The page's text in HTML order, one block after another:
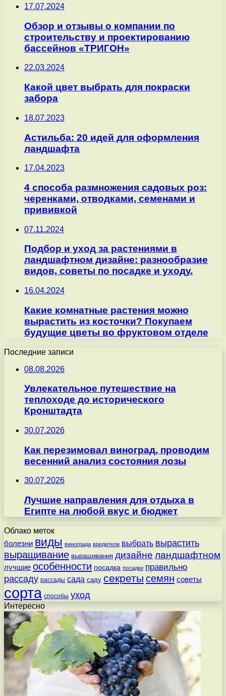
17.07.2024
Обзор и отзывы о компании по
строительству и проектированию
бассейнов «ТРИГОН»
22.03.2024
Какой цвет выбрать для покраски
забора
18.07.2023
Астильба: 20 идей для оформления
ландшафта
17.04.2023
4 способа размножения садовых роз:
черенками, отводками, семенами и
прививкой
07.11.2024
Подбор и уход за растениями в
ландшафтном дизайне: разнообразие
видов, советы по посадке и уходу.
16.04.2024
Какие комнатные растения можно
вырастить из косточки? Покупаем
будущие цветы во фруктовом отделе
Последние записи
08.08.2026
Увлекательное путешествие на
теплоходе до исторического
Кронштадта
30.07.2026
Как перезимовал виноград, проводим
весенний анализ состояния лозы
30.07.2026
Лучшие направления для отдыха в
Египте на любой вкус и бюджет
Облако меток
болезни виды винограда вредители выбрать вырастить
выращивание выращивания дизайне ландшафтном
лучшие особенности посадка посадки правильно
рассаду рассады сада саду секреты семян советы
сорта способы уход
Интересно